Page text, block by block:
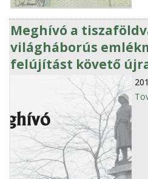
Meghívó a
világháborús
felújítást követő